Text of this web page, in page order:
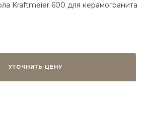
Kraftmeier 600 для керамогранита
УТОЧНИТЬ ЦЕНУ